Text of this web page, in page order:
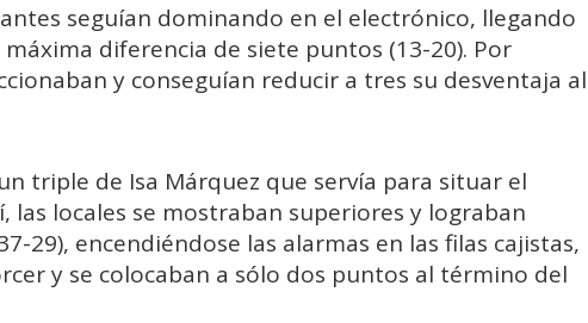
seguían dominando en el electrónico, llegando
diferencia de siete puntos (13-20). Por
y conseguían reducir a tres su desventaja al
triple de Isa Márquez que servía para situar el
las locales se mostraban superiores y lograban
29), encendiéndose las alarmas en las filas cajistas,
y se colocaban a sólo dos puntos al término del